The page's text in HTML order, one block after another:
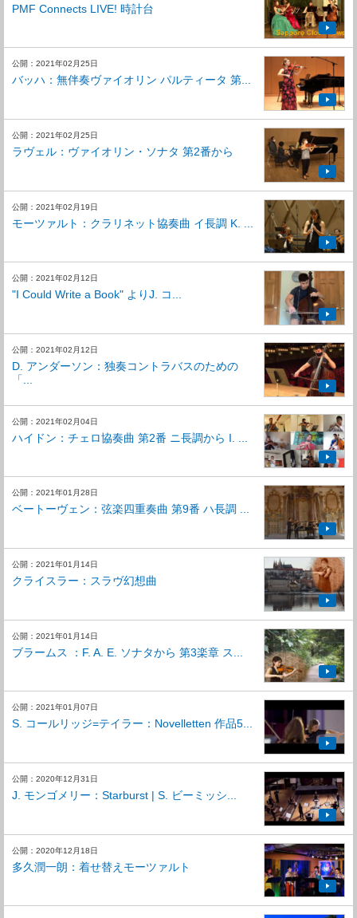
PMF Connects LIVE! 時計台
公開：2021年02月25日
バッハ：無伴奏ヴァイオリン パルティータ 第...
公開：2021年02月25日
ラヴェル：ヴァイオリン・ソナタ 第2番から
公開：2021年02月19日
モーツァルト：クラリネット協奏曲 イ長調 K. ...
公開：2021年02月12日
"I Could Write a Book" よりJ. コ...
公開：2021年02月12日
D. アンダーソン：独奏コントラバスのための
「...
公開：2021年02月04日
ハイドン：チェロ協奏曲 第2番 ニ長調から I. ...
公開：2021年01月28日
ベートーヴェン：弦楽四重奏曲 第9番 ハ長調 ...
公開：2021年01月14日
クライスラー：スラヴ幻想曲
公開：2021年01月14日
ブラームス ：F. A. E. ソナタから 第3楽章 ス...
公開：2021年01月07日
S. コールリッジ=テイラー：Novelletten 作品5...
公開：2020年12月31日
J. モンゴメリー：Starburst | S. ビーミッシ...
公開：2020年12月18日
多久潤一朗：着せ替えモーツァルト